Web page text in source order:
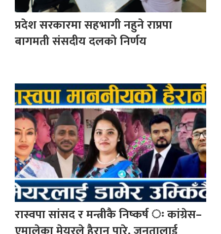
प्रदेश सरकारमा सहभागी नहुने राप्रपा
बागमती संसदीय दलको निर्णय
रास्वपा सांसद र मन्त्रीकै निष्कर्ष ः कांग्रेस–